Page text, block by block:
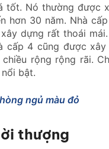
tốt. Nó thường được
hơn 30 năm. Nhà
dựng rất thoái
cấp 4 cũng được
rộng rộng rãi.
bật.
ngủ màu đỏ
thượng